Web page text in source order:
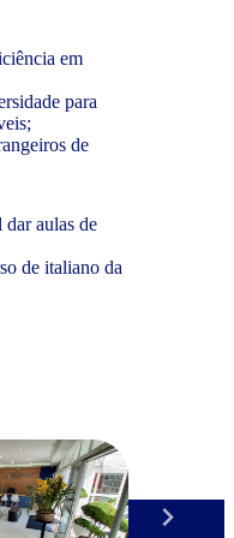
em
para
de
aulas de
de italiano da